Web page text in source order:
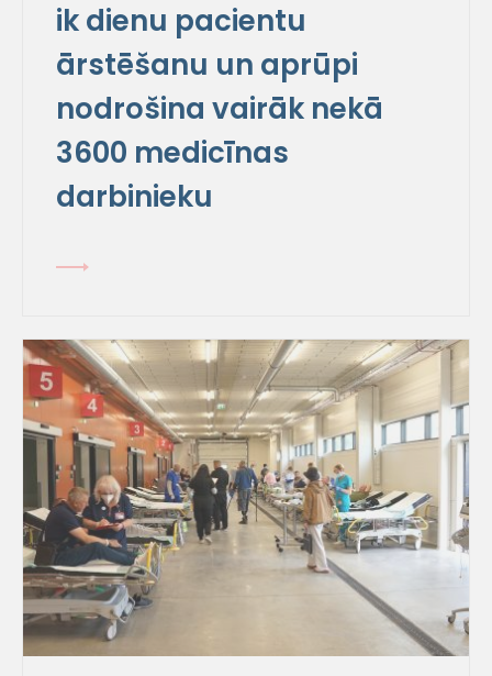
ik dienu pacientu
ārstēšanu un aprūpi
nodrošina vairāk nekā
3600 medicīnas
darbinieku